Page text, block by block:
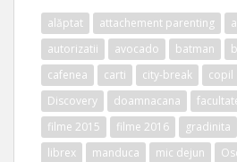
alăptat attachement parenting
autorizatii
avocado batman
cafenea
carti city-break copil
Discovery
doamnacana
filme 2015
filme 2016 gradinita
librex
manduca mic dejun